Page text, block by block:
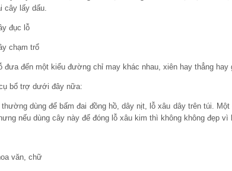
cây lấy dấu.
đục lỗ
chạm trổ
đưa đến một kiểu đường chỉ may khác nhau, xiên hay thẳng hay
bổ trợ dưới đây nữa:
dùng để bấm đai đồng hồ, dây nịt, lỗ xâu dây trên túi.
nếu dùng cây này để đóng lỗ xâu kim thì không không đẹp vì
văn, chữ